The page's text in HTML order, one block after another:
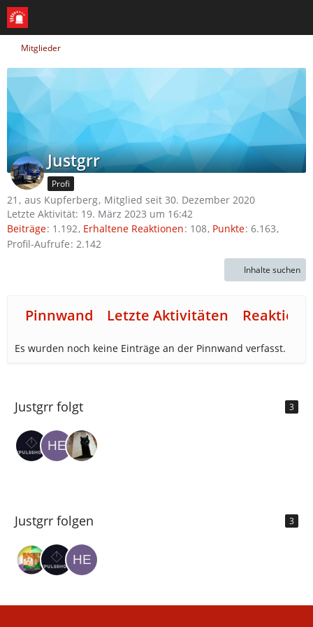
Mitglieder
Justgrr
Profi
21 aus Kupferberg Mitglied seit 30. Dezember 2020
Letzte Aktivität: 19. März 2023 um 16:42
Beiträge 1.192 Erhaltene Reaktionen 108 Punkte 6.163
Profil-Aufrufe 2.142
Inhalte suchen
Pinnwand Letzte Aktivitäten
Es wurden noch keine Einträge an der Pinnwand verfasst.
Justgrr folgt 3
Justgrr folgen 3